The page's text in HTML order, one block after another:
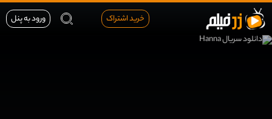
خرید اشتراک ورود به پنل